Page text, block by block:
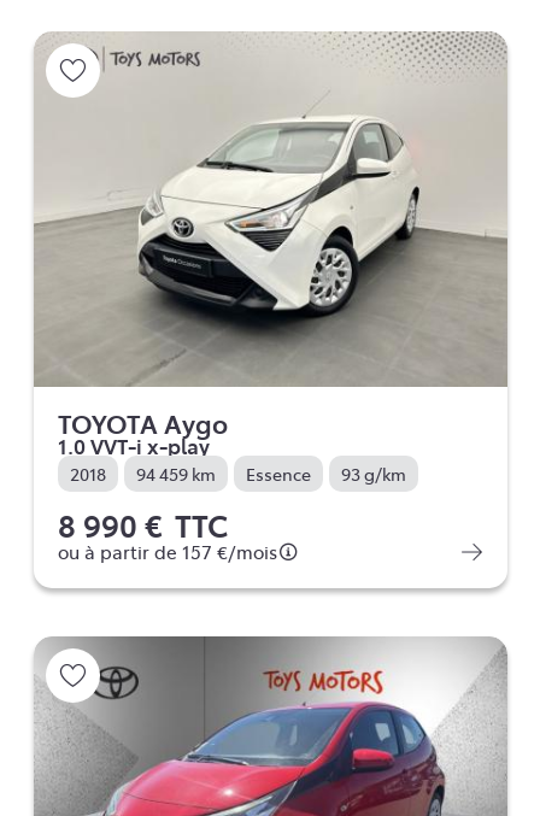
TOYOTA Aygo
1.0 VVT-i x-play
2018 94 459 km Essence 93 g/km
8 990 € TTC
ou à partir de 157 €/mois